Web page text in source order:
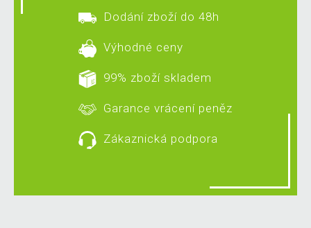
Dodání zboží do 48h
Výhodné ceny
99% zboží skladem
Garance vrácení peněz
Zákaznická podpora